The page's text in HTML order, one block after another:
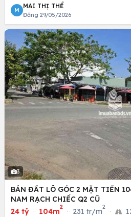
M
MAI THỊ THỂ
Đăng 29/05/2026
3
BÁN ĐẤT LÔ GÓC 2 MẶT TIỀN
NAM RẠCH CHIẾC Q2 CŨ
24 tỷ · 104m
2
· 231 tr/m
2
·